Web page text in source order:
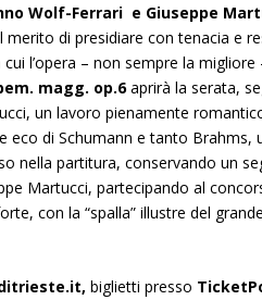
Wolf-Ferrari e Giuseppe
merito di presidiare con tenacia e
cui l’opera – non sempre la
magg. op.6aprirà la serata,
un lavoro pienamente
eco di Schumann e tanto
nella partitura, conservando un
Martucci, partecipando al
con la “spalla” illustre del
t, biglietti presso